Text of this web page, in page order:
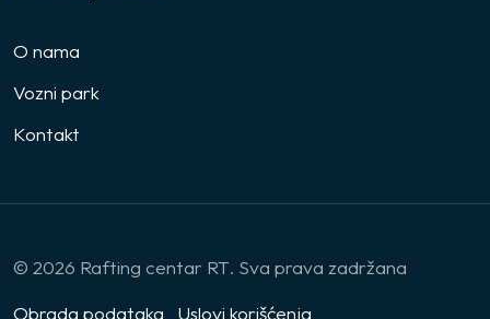
O nama
Vozni park
Kontakt
© 2026 Rafting centar RT. Sva prava zadržana
Obrada podataka
Uslovi korišćenja